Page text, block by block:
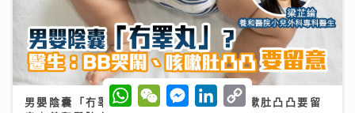
男嬰陰囊「冇睪丸」？醫生：BB哭鬧、咳嗽肚凸凸要留
W
h
W
e
M
e
L
C
o